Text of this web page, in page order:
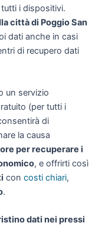
i dispositivi.
città di Poggio San
dati anche in casi
di recupero dati
un servizio
(per tutti i
di
la causa
per recuperare i
, e offrirti così
con costi chiari,
.
dati nei pressi